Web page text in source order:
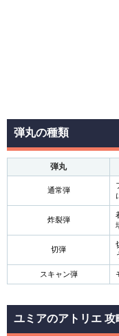
弾丸の種類
弾丸
通常弾
炸裂弾
切弾
スキャン弾
ユミアのアトリエ 攻